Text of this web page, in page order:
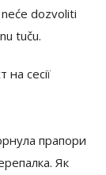
dozvoliti
tuču.
на сесії
прапори
Як